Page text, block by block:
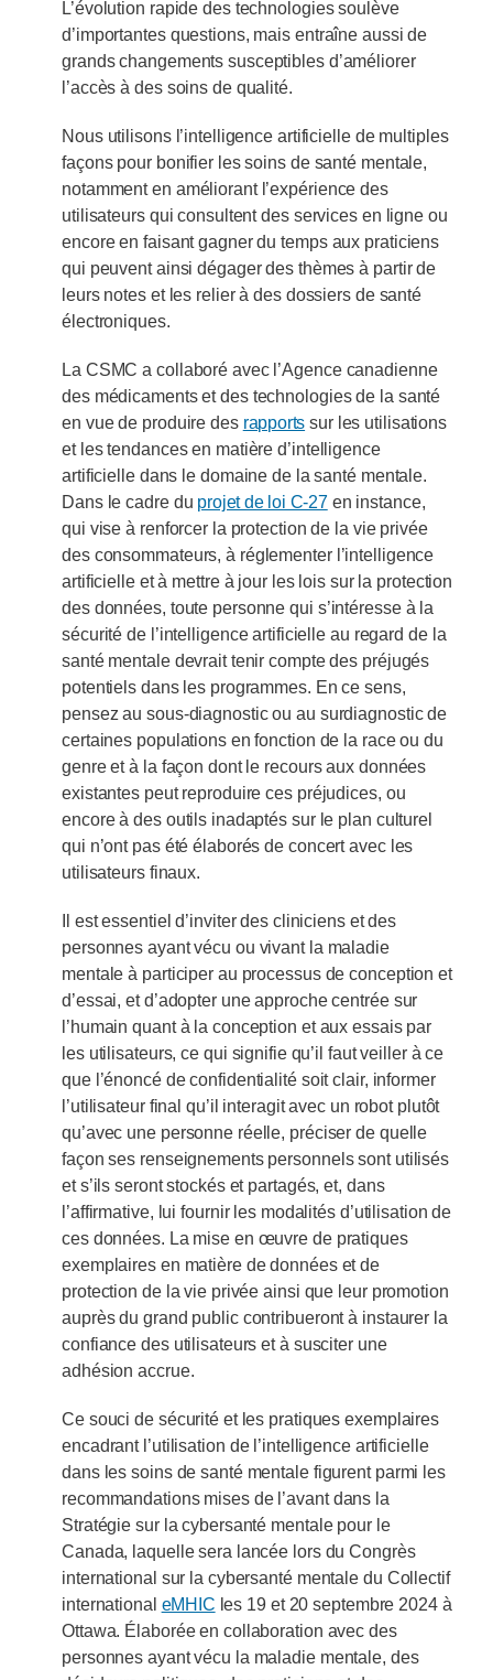
L’évolution rapide des technologies soulève
d’importantes questions, mais entraîne aussi de
grands changements susceptibles d’améliorer
l’accès à des soins de qualité.
Nous utilisons l’intelligence artificielle de multiples
façons pour bonifier les soins de santé mentale,
notamment en améliorant l’expérience des
utilisateurs qui consultent des services en ligne ou
encore en faisant gagner du temps aux praticiens
qui peuvent ainsi dégager des thèmes à partir de
leurs notes et les relier à des dossiers de santé
électroniques.
La CSMC a collaboré avec l’Agence canadienne
des médicaments et des technologies de la santé
en vue de produire des rapports sur les utilisations
et les tendances en matière d’intelligence
artificielle dans le domaine de la santé mentale.
Dans le cadre du projet de loi C‑27en instance,
qui vise à renforcer la protection de la vie privée
des consommateurs, à réglementer l’intelligence
artificielle et à mettre à jour les lois sur la protection
des données, toute personne qui s’intéresse à la
sécurité de l’intelligence artificielle au regard de la
santé mentale devrait tenir compte des préjugés
potentiels dans les programmes. En ce sens,
pensez au sous-diagnostic ou au surdiagnostic de
certaines populations en fonction de la race ou du
genre et à la façon dont le recours aux données
existantes peut reproduire ces préjudices, ou
encore à des outils inadaptés sur le plan culturel
qui n’ont pas été élaborés de concert avec les
utilisateurs finaux.
Il est essentiel d’inviter des cliniciens et des
personnes ayant vécu ou vivant la maladie
mentale à participer au processus de conception et
d’essai, et d’adopter une approche centrée sur
l’humain quant à la conception et aux essais par
les utilisateurs, ce qui signifie qu’il faut veiller à ce
que l’énoncé de confidentialité soit clair, informer
l’utilisateur final qu’il interagit avec un robot plutôt
qu’avec une personne réelle, préciser de quelle
façon ses renseignements personnels sont utilisés
et s’ils seront stockés et partagés, et, dans
l’affirmative, lui fournir les modalités d’utilisation de
ces données. La mise en œuvre de pratiques
exemplaires en matière de données et de
protection de la vie privée ainsi que leur promotion
auprès du grand public contribueront à instaurer la
confiance des utilisateurs et à susciter une
adhésion accrue.
Ce souci de sécurité et les pratiques exemplaires
encadrant l’utilisation de l’intelligence artificielle
dans les soins de santé mentale figurent parmi les
recommandations mises de l’avant dans la
Stratégie sur la cybersanté mentale pour le
Canada, laquelle sera lancée lors du Congrès
international sur la cybersanté mentale du Collectif
international eMHIC les 19 et 20 septembre 2024 à
Ottawa. Élaborée en collaboration avec des
personnes ayant vécu la maladie mentale, des